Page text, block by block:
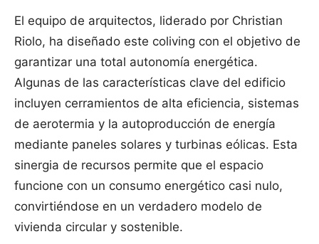
El equipo de arquitectos, liderado por Christian
Riolo, ha diseñado este coliving con el objetivo de
garantizar una total autonomía energética.
Algunas de las características clave del edificio
incluyen cerramientos de alta eficiencia, sistemas
de aerotermia y la autoproducción de energía
mediante paneles solares y turbinas eólicas. Esta
sinergia de recursos permite que el espacio
funcione con un consumo energético casi nulo,
convirtiéndose en un verdadero modelo de
vivienda circular y sostenible.